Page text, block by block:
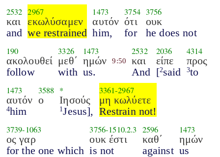
2532
και
and
2967
εκωλύσαμεν
we restrained
1473
αυτόν
him,
3754
ότι
for
3756
ουκ
he does not
190
ακολουθεί
follow
3326
μεθ΄
with
1473
ημών
us.
9:50
2532
και
And
2036
είπε
[2said
4314
προς
3to
1473
αυτόν
4him
3588
ο
*
Ιησούς
1 Jesus],
3361-2967
μη κωλύετε
Restrain not!
3739-1063
ος γαρ
for the one which
3756-1510.2.3
ουκ έστι
is not
2596
καθ΄
against
1473
ημών
us